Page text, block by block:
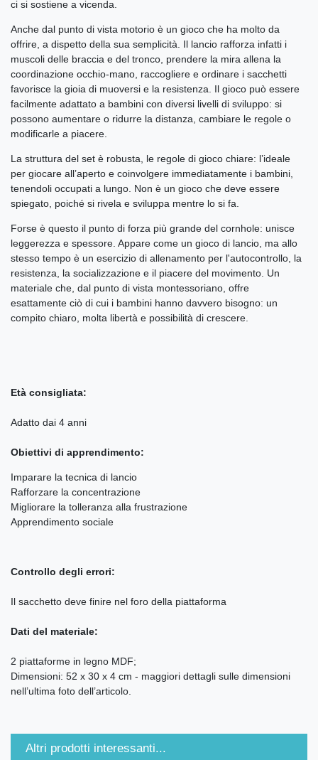
ci si sostiene a vicenda.
Anche dal punto di vista motorio è un gioco che ha molto da
offrire, a dispetto della sua semplicità. Il lancio rafforza infatti i
muscoli delle braccia e del tronco, prendere la mira allena la
coordinazione occhio-mano, raccogliere e ordinare i sacchetti
favorisce la gioia di muoversi e la resistenza. Il gioco può essere
facilmente adattato a bambini con diversi livelli di sviluppo: si
possono aumentare o ridurre la distanza, cambiare le regole o
modificarle a piacere.
La struttura del set è robusta, le regole di gioco chiare: l’ideale
per giocare all’aperto e coinvolgere immediatamente i bambini,
tenendoli occupati a lungo. Non è un gioco che deve essere
spiegato, poiché si rivela e sviluppa mentre lo si fa.
Forse è questo il punto di forza più grande del cornhole: unisce
leggerezza e spessore. Appare come un gioco di lancio, ma allo
stesso tempo è un esercizio di allenamento per l'autocontrollo, la
resistenza, la socializzazione e il piacere del movimento. Un
materiale che, dal punto di vista montessoriano, offre
esattamente ciò di cui i bambini hanno davvero bisogno: un
compito chiaro, molta libertà e possibilità di crescere.
Età consigliata:
Adatto dai 4 anni
Obiettivi di apprendimento:
Imparare la tecnica di lancio
Rafforzare la concentrazione
Migliorare la tolleranza alla frustrazione
Apprendimento sociale
Controllo degli errori:
Il sacchetto deve finire nel foro della piattaforma
Dati del materiale:
2 piattaforme in legno MDF;
Dimensioni: 52 x 30 x 4 cm - maggiori dettagli sulle dimensioni
nell’ultima foto dell’articolo.
Altri prodotti interessanti...